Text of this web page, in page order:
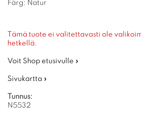
Färg: Natur
Tämä tuote ei valitettavasti ole
hetkellä.
Voit Shop etusivulle »
Sivukartta »
Tunnus:
N5532